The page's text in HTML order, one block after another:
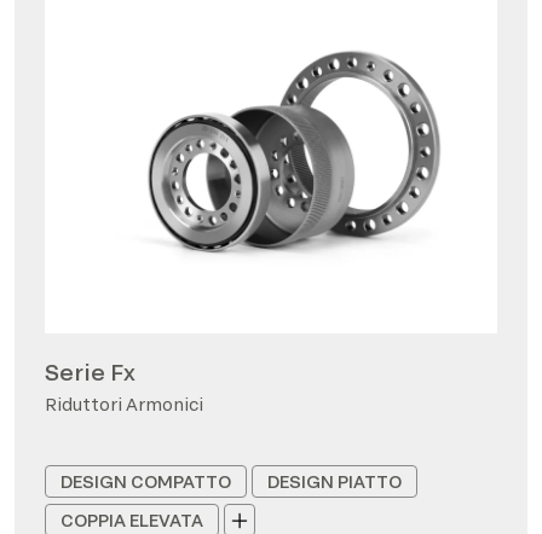
Serie Fx
Riduttori Armonici
DESIGN COMPATTO
DESIGN PIATTO
COPPIA ELEVATA